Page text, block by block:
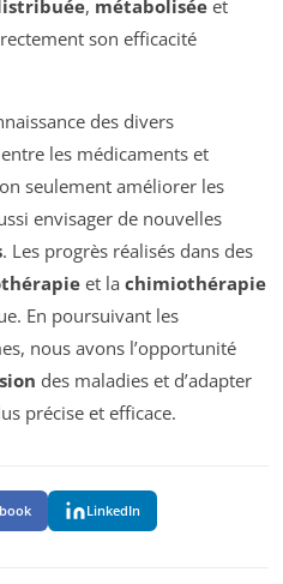
, métabolisée et
son efficacité
des divers
entre les médicaments et
seulement améliorer les
envisager de nouvelles
. Les progrès réalisés dans des
et la chimiothérapie
En poursuivant les
nous avons l’opportunité
des maladies et d’adapter
précise et efficace.
LinkedIn